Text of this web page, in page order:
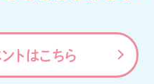
トはこちら